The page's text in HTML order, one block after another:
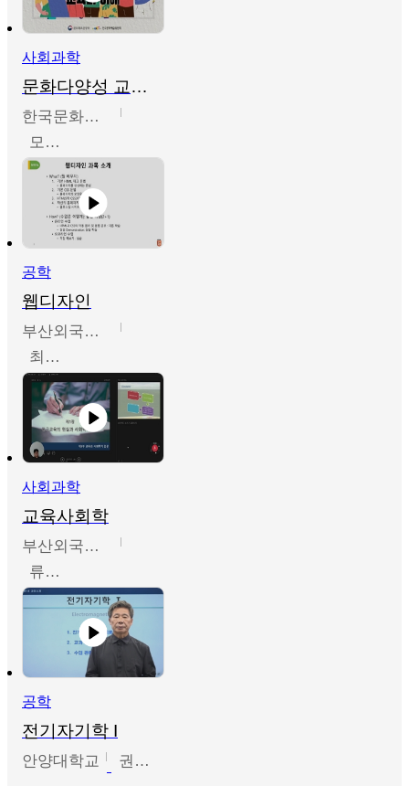
사회과학
문화다양성 교육의 이해
한국문화예술교육진흥원
모경환,성상환,정문성
공학
웹디자인
부산외국어대학교
최진오
사회과학
교육사회학
부산외국어대학교
류영철
공학
전기자기학 I
안양대학교 권원현